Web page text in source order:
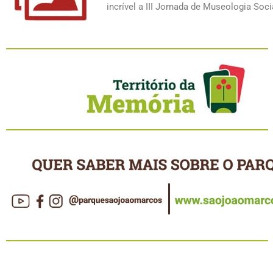
incrível a III Jornada de Museologia